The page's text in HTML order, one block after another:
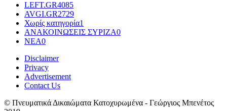
LEFT.GR4085
AVGI.GR2729
Χωρίς κατηγορία1
ΑΝΑΚΟΙΝΩΣΕΙΣ ΣΥΡΙΖΑ0
ΝΕΑ0
Disclaimer
Privacy
Advertisement
Contact Us
© Πνευματικά Δικαιώματα Κατοχυρωμένα - Γεώργιος Μπενέτος